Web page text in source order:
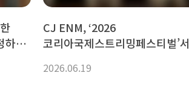
하는
CJ ENM, ‘2026
코리아국제스트리밍페스티벌’서
기술 결합으로 글로벌 확장 가속"
2026.06.19